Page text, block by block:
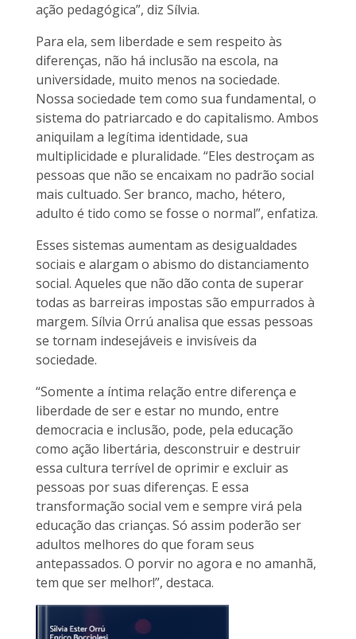
ação pedagógica”, diz Sílvia.
Para ela, sem liberdade e sem respeito às
diferenças, não há inclusão na escola, na
universidade, muito menos na sociedade.
Nossa sociedade tem como sua fundamental, o
sistema do patriarcado e do capitalismo. Ambos
aniquilam a legítima identidade, sua
multiplicidade e pluralidade. “Eles destroçam as
pessoas que não se encaixam no padrão social
mais cultuado. Ser branco, macho, hétero,
adulto é tido como se fosse o normal”, enfatiza.
Esses sistemas aumentam as desigualdades
sociais e alargam o abismo do distanciamento
social. Aqueles que não dão conta de superar
todas as barreiras impostas são empurrados à
margem. Sílvia Orrú analisa que essas pessoas
se tornam indesejáveis e invisíveis da
sociedade.
“Somente a íntima relação entre diferença e
liberdade de ser e estar no mundo, entre
democracia e inclusão, pode, pela educação
como ação libertária, desconstruir e destruir
essa cultura terrível de oprimir e excluir as
pessoas por suas diferenças. E essa
transformação social vem e sempre virá pela
educação das crianças. Só assim poderão ser
adultos melhores do que foram seus
antepassados. O porvir no agora e no amanhã,
tem que ser melhor!”, destaca.